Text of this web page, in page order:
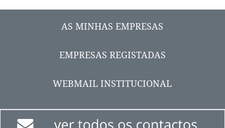
AS MINHAS EMPRESAS
EMPRESAS REGISTADAS
WEBMAIL INSTITUCIONAL